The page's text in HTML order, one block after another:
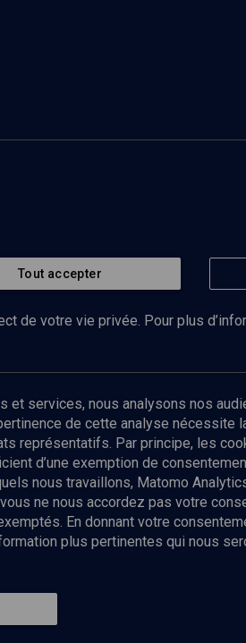
newsletter
Envoyer
Politique de protection des
Tout accepter
de votre vie privée. Pour plus
et services, nous analysons nos
de cette analyse nécessite
représentatifs. Par principe, les
d’une exemption de
nous travaillons, Matomo
ne nous accordez pas votre
En donnant votre
plus pertinentes qui nous